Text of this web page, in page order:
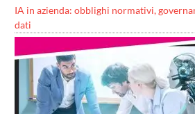
IA in azienda: obblighi normativi,
dati